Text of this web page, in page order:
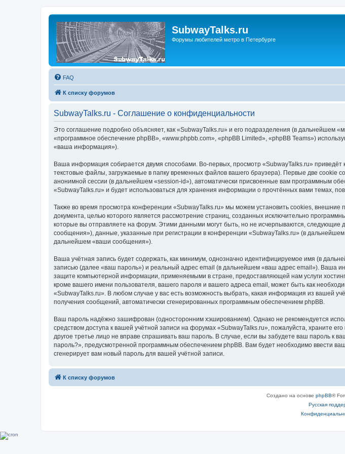
SubwayTalks.ru
Форумы любителей метро в Петербурге
FAQ
К списку форумов
SubwayTalks.ru - Соглашение о конфиденциальности
Это соглашение подробно объясняет, как «SubwayTalks.ru» и его подразделения (в дальнейшем
«программное обеспечение phpBB», «www.phpbb.com», «phpBB Limited», «phpBB Teams»)
«ваша информация»).
Ваша информация собирается двумя способами. Во-первых, просмотр «SubwayTalks.ru»
текстовые файлы, загружаемые в папку временных файлов вашего браузера). Первые две cookie
анонимной сессии (в дальнейшем «session-id»), автоматически присвоенные вам программным
«SubwayTalks.ru» и будет использоваться для хранения информации о прочтённых вами темах,
Также во время просмотра конференции «SubwayTalks.ru» мы можем установить cookies,
документа, целью которого является рассмотрение страниц, созданных исключительно
которые вы отправляете на форум. Этими данными могут быть, но не исчерпываются,
сообщения»), данные, указанные при регистрации в конференции «SubwayTalks.ru» (в
дальнейшем «ваши сообщения»).
Ваша учётная запись будет содержать, как минимум, однозначно идентифицируемое имя (в
записью (далее «ваш пароль») и реальный адрес email (в дальнейшем «ваш адрес email»). Ваша
защите компьютерной информации, применяемыми в стране, предоставляющей нам услуги
кроме вашего имени пользователя, вашего пароля и вашего адреса email, может быть как
«SubwayTalks.ru». В любом случае у вас есть возможность выбрать, какая информация из вашей
получения сообщений, автоматически сгенерированных программным обеспечением phpBB.
Ваш пароль надёжно зашифрован (односторонним хэшированием). Однако не рекомендуется
средством доступа к вашей учётной записи на форумах «SubwayTalks.ru», пожалуйста, храните
другое третье лицо не вправе спрашивать ваш пароль. В случае, если вы забудете ваш пароль к
пароль?», предусмотренной программным обеспечением phpBB. Вам будет необходимо ввести
сгенерирует вам новый пароль для вашей учётной записи.
К списку форумов
Создано на основе phpBB®
Русская